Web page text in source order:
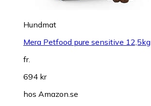
Hundmat
Mera Petfood pure sensitive 12,5kg
fr.
694 kr
hos Amazon.se